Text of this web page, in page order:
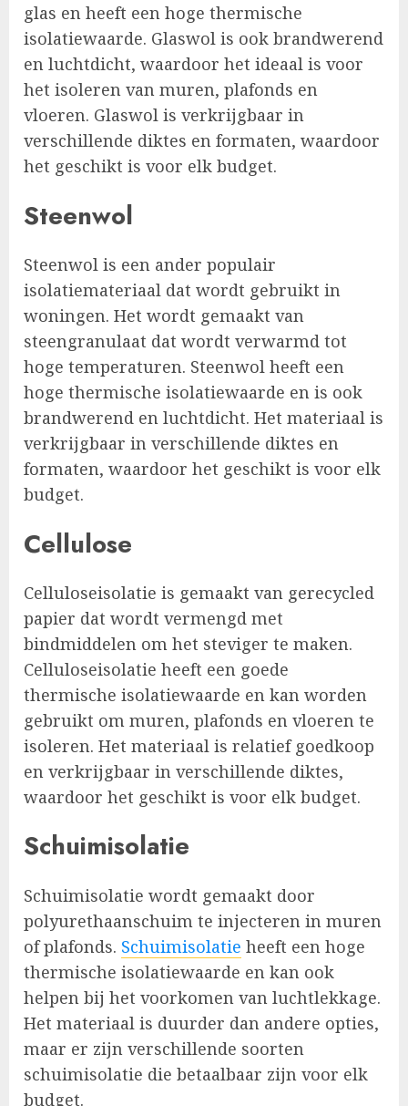
glas en heeft een hoge thermische
isolatiewaarde. Glaswol is ook brandwerend
en luchtdicht, waardoor het ideaal is voor
het isoleren van muren, plafonds en
vloeren. Glaswol is verkrijgbaar in
verschillende diktes en formaten, waardoor
het geschikt is voor elk budget.
Steenwol
Steenwol is een ander populair
isolatiemateriaal dat wordt gebruikt in
woningen. Het wordt gemaakt van
steengranulaat dat wordt verwarmd tot
hoge temperaturen. Steenwol heeft een
hoge thermische isolatiewaarde en is ook
brandwerend en luchtdicht. Het materiaal is
verkrijgbaar in verschillende diktes en
formaten, waardoor het geschikt is voor elk
budget.
Cellulose
Celluloseisolatie is gemaakt van gerecycled
papier dat wordt vermengd met
bindmiddelen om het steviger te maken.
Celluloseisolatie heeft een goede
thermische isolatiewaarde en kan worden
gebruikt om muren, plafonds en vloeren te
isoleren. Het materiaal is relatief goedkoop
en verkrijgbaar in verschillende diktes,
waardoor het geschikt is voor elk budget.
Schuimisolatie
Schuimisolatie wordt gemaakt door
polyurethaanschuim te injecteren in muren
of plafonds. Schuimisolatie heeft een hoge
thermische isolatiewaarde en kan ook
helpen bij het voorkomen van luchtlekkage.
Het materiaal is duurder dan andere opties,
maar er zijn verschillende soorten
schuimisolatie die betaalbaar zijn voor elk
budget.